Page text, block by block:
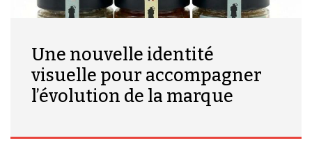
Une nouvelle identité
visuelle pour accompagner
l’évolution de la marque